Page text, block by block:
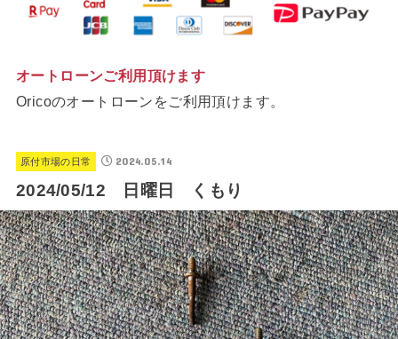
オートローンご利用頂けます
Oricoのオートローンをご利用頂けます。
原付市場の日常 2024.05.14
2024/05/12 日曜日 くもり